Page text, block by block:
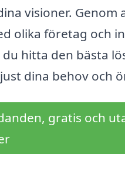
visioner. Genom
olika företag och
hitta den bästa
dina behov och
gratis och